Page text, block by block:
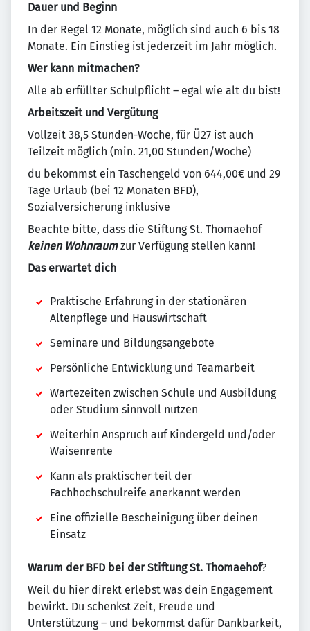
Dauer und Beginn
In der Regel 12 Monate, möglich sind auch 6 bis 18
Monate. Ein Einstieg ist jederzeit im Jahr möglich.
Wer kann mitmachen?
Alle ab erfüllter Schulpflicht – egal wie alt du bist!
Arbeitszeit und Vergütung
Vollzeit 38,5 Stunden-Woche, für Ü27 ist auch
Teilzeit möglich (min. 21,00 Stunden/Woche)
du bekommst ein Taschengeld von 644,00€ und 29
Tage Urlaub (bei 12 Monaten BFD),
Sozialversicherung inklusive
Beachte bitte, dass die Stiftung St. Thomaehof
keinen Wohnraumzur Verfügung stellen kann!
Das erwartet dich
Praktische Erfahrung in der stationären
Altenpflege und Hauswirtschaft
Seminare und Bildungsangebote
Persönliche Entwicklung und Teamarbeit
Wartezeiten zwischen Schule und Ausbildung
oder Studium sinnvoll nutzen
Weiterhin Anspruch auf Kindergeld und/oder
Waisenrente
Kann als praktischer teil der
Fachhochschulreife anerkannt werden
Eine offizielle Bescheinigung über deinen
Einsatz
Warum der BFD bei der Stiftung St. Thomaehof?
Weil du hier direkt erlebst was dein Engagement
bewirkt. Du schenkst Zeit, Freude und
Unterstützung – und bekommst dafür Dankbarkeit,